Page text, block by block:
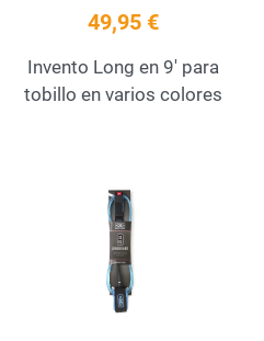
49,95 €
Invento Long en 9' para
tobillo en varios colores